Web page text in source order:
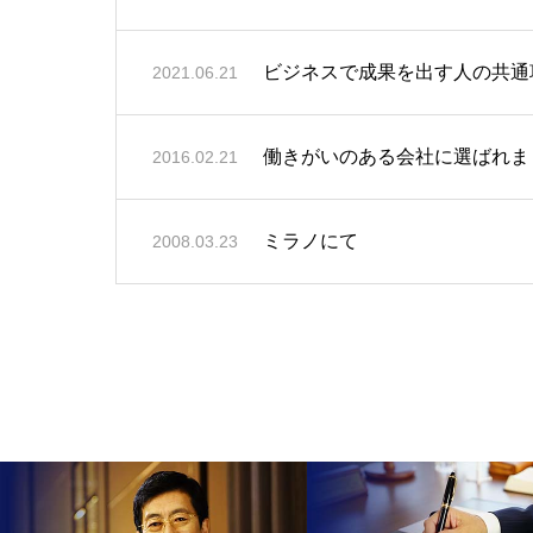
2021.06.21 ビジネスで成果を出す人の共通
2016.02.21 働きがいのある会社に選ばれ
2008.03.23 ミラノにて